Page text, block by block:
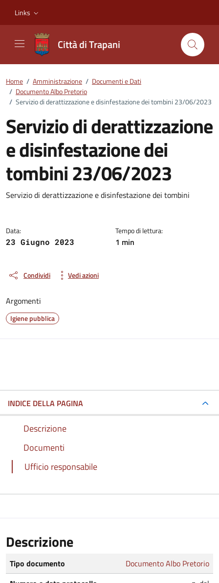
Links
Città di Trapani
Home / Amministrazione / Documenti e Dati
/ Documento Albo Pretorio
/ Servizio di derattizzazione e disinfestazione dei tombini 23/06/2023
Servizio di derattizzazione
e disinfestazione dei
tombini 23/06/2023
Dettagli del documento
Servizio di derattizzazione e disinfestazione dei tombini
Data:
23 Giugno 2023
Tempo di lettura:
1 min
Condividi Vedi azioni
Argomenti
Igiene pubblica
INDICE DELLA PAGINA
Descrizione
Documenti
Ufficio responsabile
Descrizione
Tipo documento
Documento Albo Pretorio